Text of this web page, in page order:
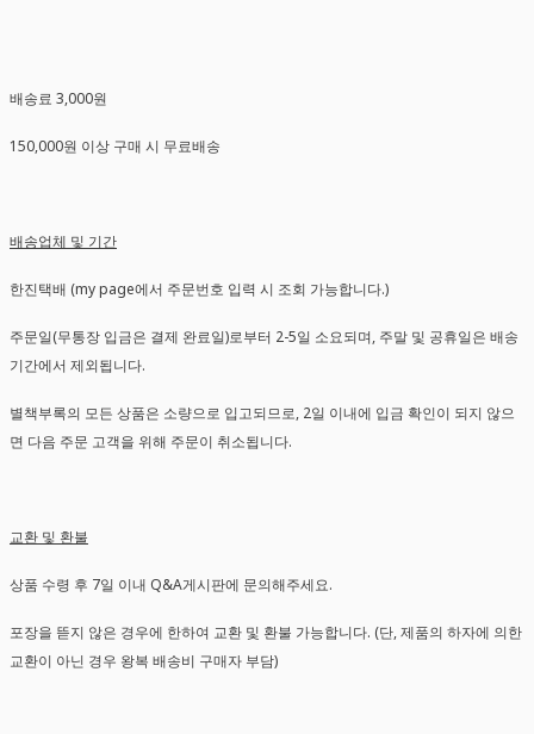
배송료 3,000원
150,000원 이상 구매 시 무료배송
배송업체 및 기간
한진택배 (my page에서 주문번호 입력 시 조회 가능합니다.)
주문일(무통장 입금은 결제 완료일)로부터 2-5일 소요되며, 주말 및 공휴일은 배송
기간에서 제외됩니다.
별책부록의 모든 상품은 소량으로 입고되므로, 2일 이내에 입금 확인이 되지 않으
면 다음 주문 고객을 위해 주문이 취소됩니다.
교환 및 환불
상품 수령 후 7일 이내 Q&A게시판에 문의해주세요.
포장을 뜯지 않은 경우에 한하여 교환 및 환불 가능합니다. (단, 제품의 하자에 의한
교환이 아닌 경우 왕복 배송비 구매자 부담)